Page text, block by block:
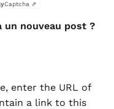
Captcha ⇗
un nouveau post ?
enter the URL of
a link to this